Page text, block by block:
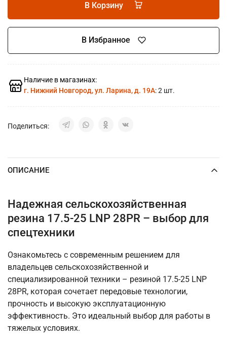
В Корзину
В Избранное
Наличие в магазинах:
г. Нижний Новгород, ул. Ларина, д. 19А: 2 шт.
Поделиться:
ОПИСАНИЕ
Надежная сельскохозяйственная
резина 17.5-25 LNP 28PR – выбор для
спецтехники
Ознакомьтесь с современным решением для
владельцев сельскохозяйственной и
специализированной техники – резиной 17.5-25 LNP
28PR, которая сочетает передовые технологии,
прочность и высокую эксплуатационную
эффективность. Это идеальный выбор для работы в
тяжелых условиях.